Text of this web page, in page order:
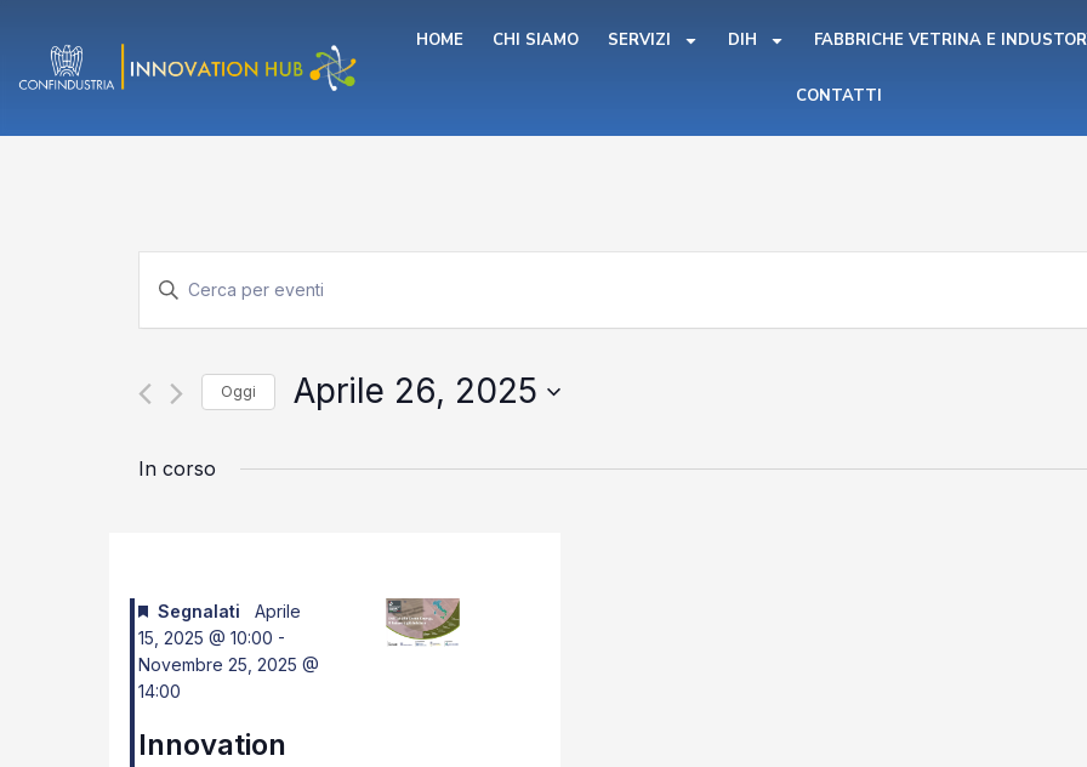
contenuto
HOME CHI SIAMO SERVIZI DIH FABBRICHE VETRINA E
CONTATTI
Eventi
Ricerca
Navigazione
Inserisci
Parola
Chiave.
per
Oggi Aprile 26, 2025
data.
In corso
Segnalati
Aprile
15, 2025 @ 10:00 -
Novembre 25, 2025 @
14:00
Innovation